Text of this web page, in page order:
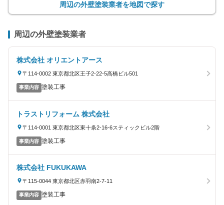
周辺の外壁塗装業者を地図で探す
周辺の外壁塗装業者
株式会社 オリエントアース
〒114-0002 東京都北区王子2-22-5高橋ビル501
事業内容 塗装工事
トラストリフォーム 株式会社
〒114-0001 東京都北区東十条2-16-6スティックビル2階
事業内容 塗装工事
株式会社 FUKUKAWA
〒115-0044 東京都北区赤羽南2-7-11
事業内容 塗装工事